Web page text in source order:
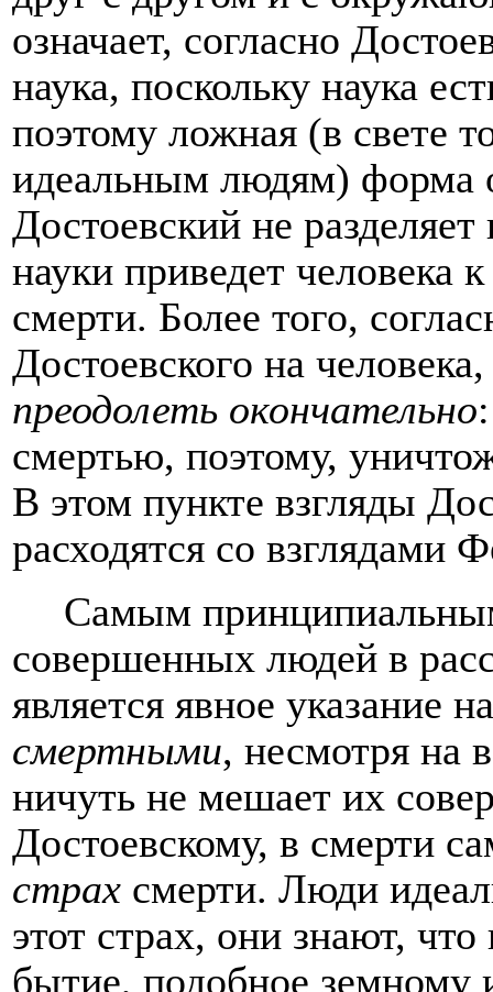
означает, согласно
наука, поскольку наука
поэтому ложная (в свете
идеальным людям) форма
Достоевский не
науки приведет человека
смерти. Более того,
Достоевского на
преодолеть окончательно
смертью, поэтому,
В этом пункте взгляды
расходятся со взглядами
Самым
совершенных людей в
является явное указание
смертными, несмотря на
ничуть не мешает их
Достоевскому, в смерти
страх смерти. Люди
этот страх, они знают,
бытие, подобное земному